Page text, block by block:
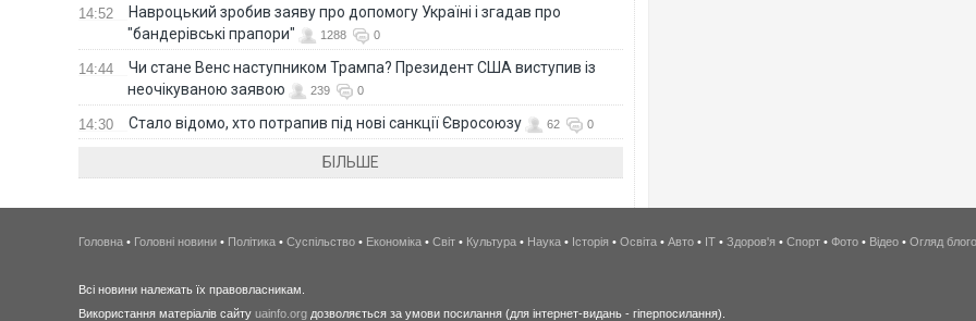
14:52
Навроцький зробив заяву про допомогу Україні і згадав про
"бандерівські прапори"
1288 0
14:44
Чи стане Венс наступником Трампа? Президент США виступив із
неочікуваною заявою
239 0
14:30 Стало відомо, хто потрапив під нові санкції Євросоюзу 62 0
БІЛЬШЕ
Головна • Головні новини • Політика • Суспільство • Економіка • Світ • Культура • Наука • Історія • Освіта • Авто • IT • Здоров'я • Спорт • Фото • Відео • Огляд
Всі новини належать їх правовласникам.
Використання матеріалів сайту uainfo.org дозволяється за умови посилання (для інтернет-видань - гіперпосилання).